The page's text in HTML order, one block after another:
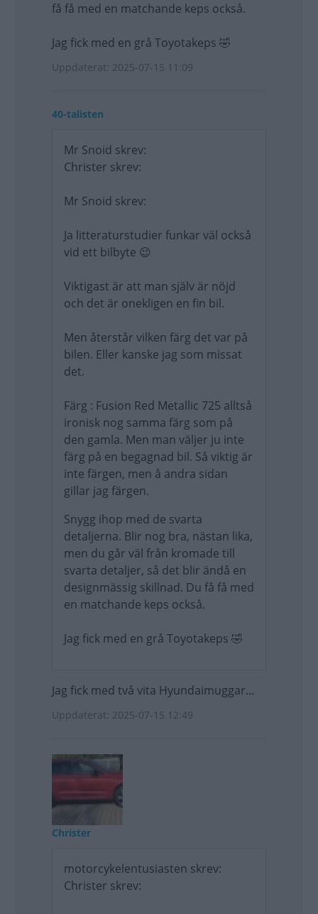
få få med en matchande keps också.
Jag fick med en grå Toyotakeps 🤣
Uppdaterat: 2025-07-15 11:09
40-talisten
Mr Snoid skrev:
Christer skrev:
Mr Snoid skrev:
Ja litteraturstudier funkar väl också
vid ett bilbyte 😉
Viktigast är att man själv är nöjd
och det är onekligen en fin bil.
Men återstår vilken färg det var på
bilen. Eller kanske jag som missat
det.
Färg : Fusion Red Metallic 725 alltså
ironisk nog samma färg som på
den gamla. Men man väljer ju inte
färg på en begagnad bil. Så viktig är
inte färgen, men å andra sidan
gillar jag färgen.
Snygg ihop med de svarta
detaljerna. Blir nog bra, nästan lika,
men du går väl från kromade till
svarta detaljer, så det blir ändå en
designmässig skillnad. Du få få med
en matchande keps också.
Jag fick med en grå Toyotakeps 🤣
Jag fick med två vita Hyundaimuggar...
Uppdaterat: 2025-07-15 12:49
Christer
motorcykelentusiasten skrev:
Christer skrev: